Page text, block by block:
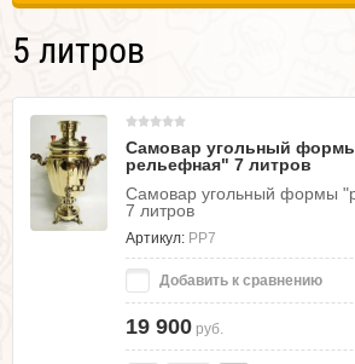
5 литров
Самовар угольный
рельефная" 7 литров
Самовар угольный формы
7 литров
Артикул: РР7
Добавить к сравнению
19 900 руб.